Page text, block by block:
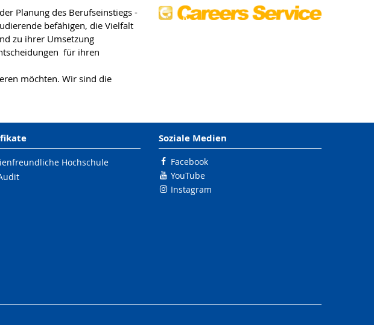
Planung des Berufseinstiegs -
befähigen, die Vielfalt
zu ihrer Umsetzung
für ihren
möchten. Wir sind die
Hochschule
Soziale Medien
Facebook
YouTube
Instagram